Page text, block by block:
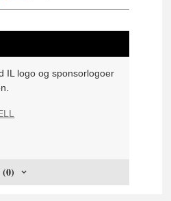
IL logo og sponsorlogoer